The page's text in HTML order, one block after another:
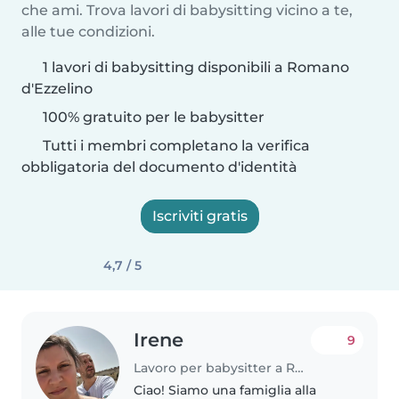
che ami. Trova lavori di babysitting vicino a te,
alle tue condizioni.
1 lavori di babysitting disponibili a Romano
d'Ezzelino
100% gratuito per le babysitter
Tutti i membri completano la verifica
obbligatoria del documento d'identità
Iscriviti gratis
4,7 / 5
Irene
Lavoro per babysitter a Romano d'Ezzelino
9
Ciao! Siamo una famiglia alla